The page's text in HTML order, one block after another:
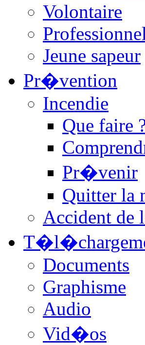
Volontaire
Jeune sapeur
Pr�vention
Incendie
Que faire
Pr�venir
Quitter la
Accident de
Documents
Graphisme
Audio
Vid�os